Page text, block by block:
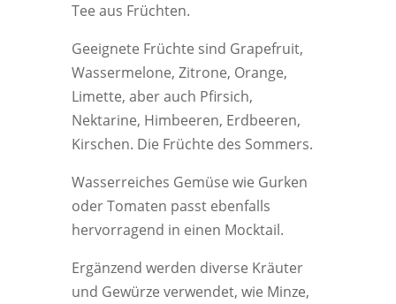
Tee aus Früchten.
Geeignete Früchte sind Grapefruit,
Wassermelone, Zitrone, Orange,
Limette, aber auch Pfirsich,
Nektarine, Himbeeren, Erdbeeren,
Kirschen. Die Früchte des Sommers.
Wasserreiches Gemüse wie Gurken
oder Tomaten passt ebenfalls
hervorragend in einen Mocktail.
Ergänzend werden diverse Kräuter
und Gewürze verwendet, wie Minze,